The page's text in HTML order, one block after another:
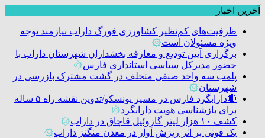
آخرین اخبار
ظرفیت‌های کم‌نظیر کشاورزی فورگ داراب نیازمند توجه
ویژه مسئولان است۞
برگزاری آیین تودیع و معارفه بخشداران شهرستان داراب با
حضور مدیرکل سیاسی استانداری فارس۞
پلمب سه واحد صنفی متخلف در گشت مشترک بازرسی در
شهرستان۞
🔴دارابگرد فارس در مسیر یونسکو/تدوین نقشه راه ۵ ساله
برای بازشناسی هویت دارابگرد۞
کشف ۱۰ هزار لیتر گازوئیل قاچاق در داراب
۞
یک فوتی بر اثر ریزش آوار در معدن منگنز داراب۞